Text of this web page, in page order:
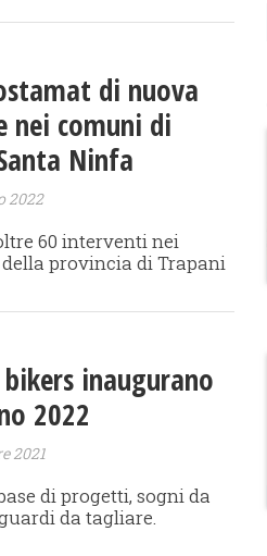
di nuova
nei comuni di
Ninfa
2022
60 interventi nei
provincia di Trapani
inaugurano
2022
2021
di progetti, sogni da
da tagliare.